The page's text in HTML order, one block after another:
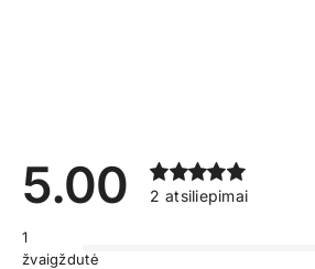
5.00 2 atsiliepimai
1
žvaigždutė